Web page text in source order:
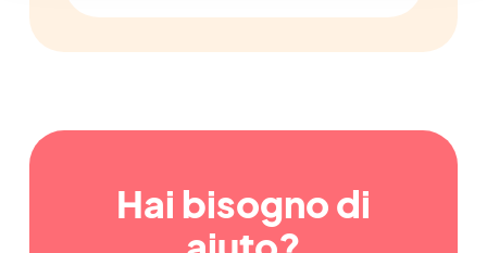
Hai bisogno di